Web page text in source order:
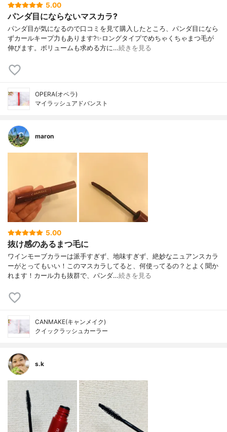
5.00
パンダ目にならないマスカラ?
パンダ目が気になるので口コミを見て購入したところ、パンダ目になら
ずカールキープ力もあります?✨ロングタイプでめちゃくちゃまつ毛が
伸びます。ボリュームも求める方に…続きを見る
OPERA(オペラ)
マイラッシュアドバンスト
maron
5.00
抜け感のあるまつ毛に
ワインモーブカラーは派手すぎず、地味すぎず、絶妙なニュアンスカラ
ーがとってもいい！このマスカラしてると、何使ってるの？とよく聞か
れます！カール力も抜群で、パンダ…続きを見る
CANMAKE(キャンメイク)
クイックラッシュカーラー
s.k